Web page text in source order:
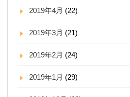
2019年4月 (22)
2019年3月 (21)
2019年2月 (24)
2019年1月 (29)